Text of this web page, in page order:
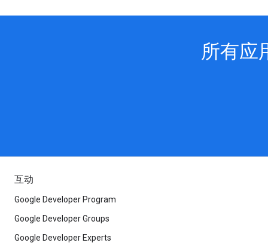
所有应
互动
Google Developer Program
Google Developer Groups
Google Developer Experts